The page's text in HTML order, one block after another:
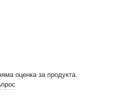
оценка за продукта.